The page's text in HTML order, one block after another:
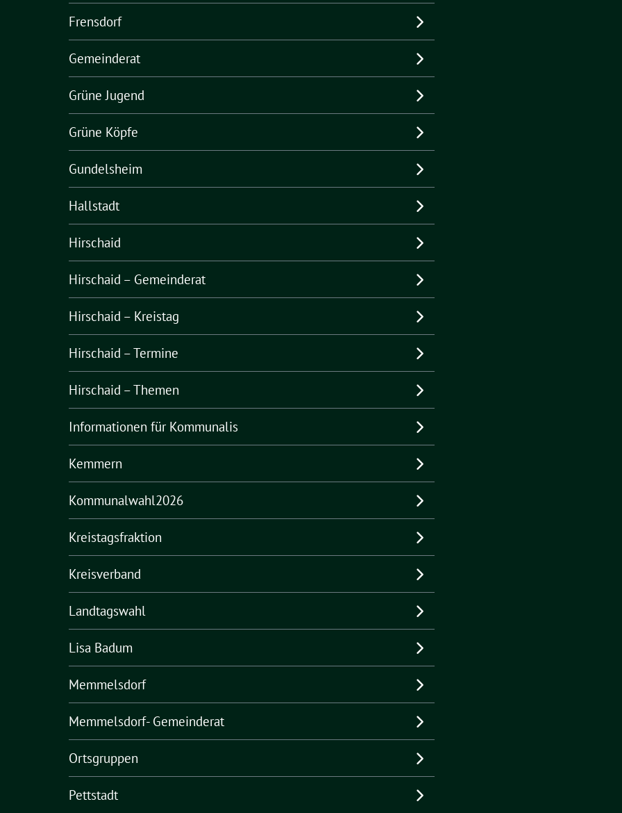
Frensdorf
Gemeinderat
Grüne Jugend
Grüne Köpfe
Gundelsheim
Hallstadt
Hirschaid
Hirschaid – Gemeinderat
Hirschaid – Kreistag
Hirschaid – Termine
Hirschaid – Themen
Informationen für Kommunalis
Kemmern
Kommunalwahl2026
Kreistagsfraktion
Kreisverband
Landtagswahl
Lisa Badum
Memmelsdorf
Memmelsdorf- Gemeinderat
Ortsgruppen
Pettstadt